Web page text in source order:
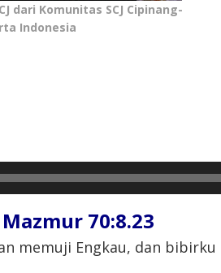
dari Komunitas SCJ Cipinang-
Indonesia
70:8.23⁣
memuji Engkau, dan